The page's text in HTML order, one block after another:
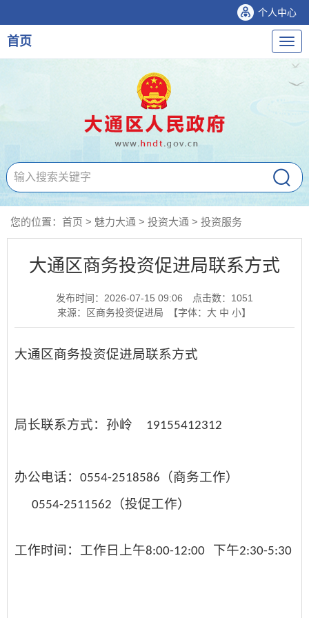
个人中心
导
航
首页
您的位置： 首页 > 魅力大通 > 投资大通 > 投资服务
大通区商务投资促进局联系方式
发布时间：2026-07-15 09:06 点击数： 1051
来源：区商务投资促进局
【字体： 大 中 小】
大通区商务投资促进局联系方式
局长联系方式：孙岭 19155412312
办公电话： 0554-2518586 （商务工作）
0554-2511562 （投促工作）
工作时间：工作日上午8:00-12:00 下午2:30-5:30